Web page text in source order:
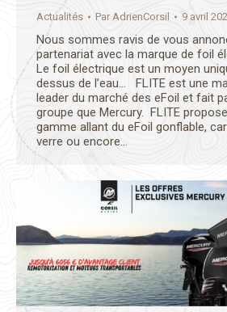
Actualités Par AdrienCorsil 9 avril
Nous sommes ravis de vous
partenariat avec la marque de foil
Le foil électrique est un moyen
dessus de l’eau… FLITE est une
leader du marché des eFoil et fait
groupe que Mercury. FLITE
gamme allant du eFoil gonflable,
verre ou encore…